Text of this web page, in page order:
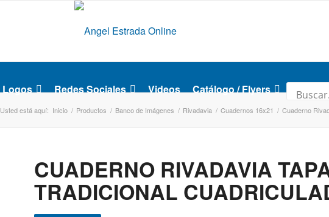
Logos Redes Sociales Videos
Catálogo / Flyers
Usted está aquí: Inicio / Productos / Banco de Imágenes / Rivadavia / Cuadernos 16x21 / Cuaderno
CUADERNO RIVADAVIA
TRADICIONAL